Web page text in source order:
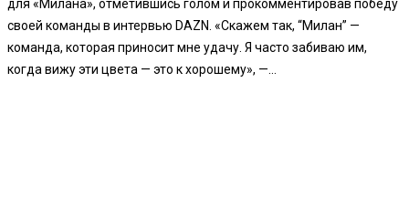
для «Милана», отметившись голом и прокомментировав победу
своей команды в интервью DAZN. «Скажем так, “Милан” —
команда, которая приносит мне удачу. Я часто забиваю им,
когда вижу эти цвета — это к хорошему», —...